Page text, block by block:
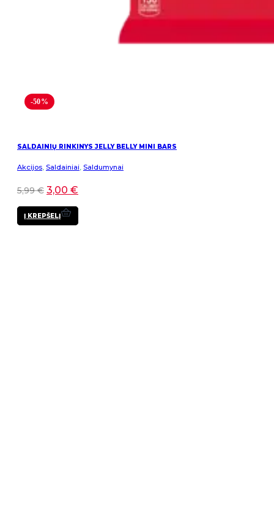
-50%
SALDAINIŲ RINKINYS JELLY BELLY MINI BARS
Akcijos, Saldainiai, Saldumynai
5,99€ 3,00 €
Į KREPŠELĮ